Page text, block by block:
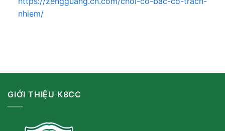
nhiem/
GIỚI THIỆU K8CC